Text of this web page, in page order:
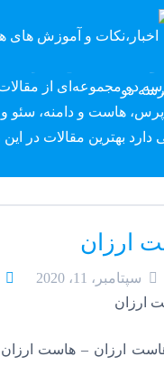
وبلاگ
دو مجموعه‌ای از
هاست و دامنه، سئو
ارزان
سپتامبر، 11، 2020
ارزان – هاست